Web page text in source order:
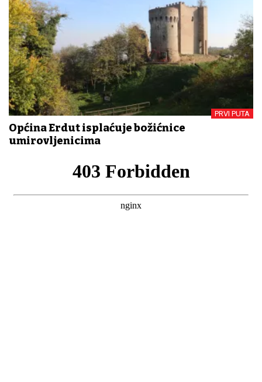
PRVI PUTA
Općina Erdut isplaćuje božićnice
umirovljenicima